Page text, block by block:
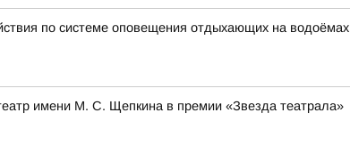
по системе оповещения отдыхающих на водоёмах
имени М. С. Щепкина в премии «Звезда театрала»